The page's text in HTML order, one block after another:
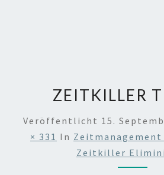
ZEITKILLER
Veröffentlicht 15.
× 331 In Zeitmanagement
Zeitkiller